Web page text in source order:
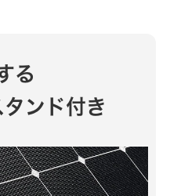
る
ンド付き